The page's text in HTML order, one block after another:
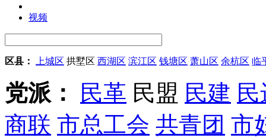
视频
区县： 上城区 拱墅区 西湖区 滨江区 钱塘区 萧山区 余杭区 临
党派： 民革 民盟 民建
商联 市总工会 共青团 市